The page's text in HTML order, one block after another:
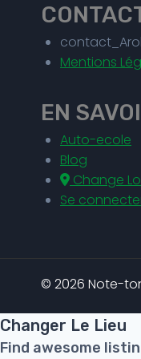
Mentions
EN
Auto-ecole
Blog
Change
Se
© 2026 Note-
Changer Le Lieu
Find awesome